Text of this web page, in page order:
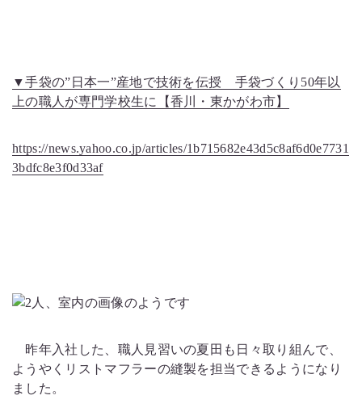
▼手袋の”日本一”産地で技術を伝授 手袋づくり50年以
上の職人が専門学校生に【香川・東かがわ市】
https://news.yahoo.co.jp/articles/1b715682e43d5c8af6d0e7731
3bdfc8e3f0d33af
昨年入社した、職人見習いの夏田も日々取り組んで、
ようやくリストマフラーの縫製を担当できるようになり
ました。